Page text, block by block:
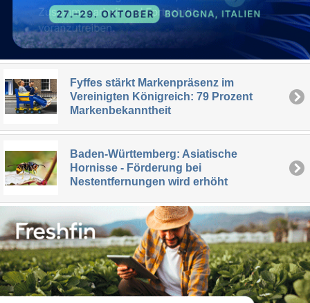
Fyffes stärkt Markenpräsenz im
Vereinigten Königreich: 79 Prozent
Markenbekanntheit
Baden-Württemberg: Asiatische
Hornisse - Förderung bei
Nestentfernungen wird erhöht